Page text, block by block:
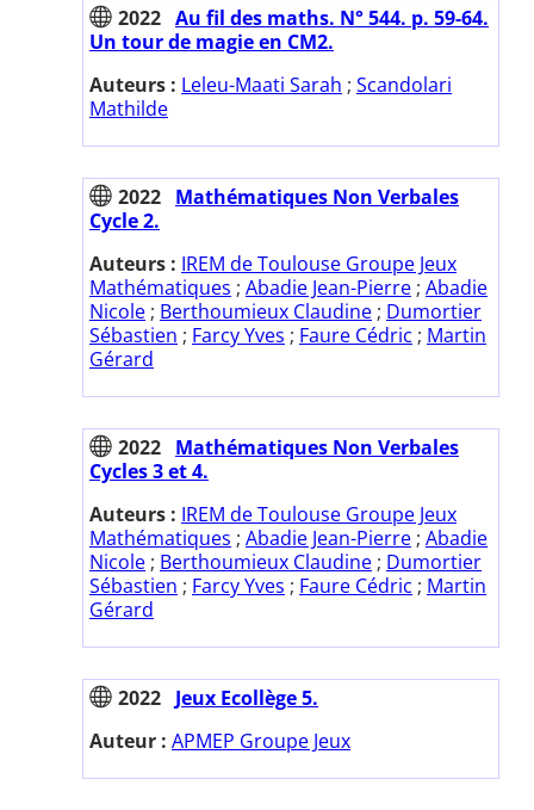
2022 Au fil des maths. N° 544. p. 59-64.
Un tour de magie en CM2.
Auteurs : Leleu-Maati Sarah ; Scandolari
Mathilde
2022 Mathématiques Non Verbales
Cycle 2.
Auteurs : IREM de Toulouse Groupe Jeux
Mathématiques ; Abadie Jean-Pierre ; Abadie
Nicole ; Berthoumieux Claudine ; Dumortier
Sébastien ; Farcy Yves ; Faure Cédric ; Martin
Gérard
2022 Mathématiques Non Verbales
Cycles 3 et 4.
Auteurs : IREM de Toulouse Groupe Jeux
Mathématiques ; Abadie Jean-Pierre ; Abadie
Nicole ; Berthoumieux Claudine ; Dumortier
Sébastien ; Farcy Yves ; Faure Cédric ; Martin
Gérard
2022 Jeux Ecollège 5.
Auteur : APMEP Groupe Jeux